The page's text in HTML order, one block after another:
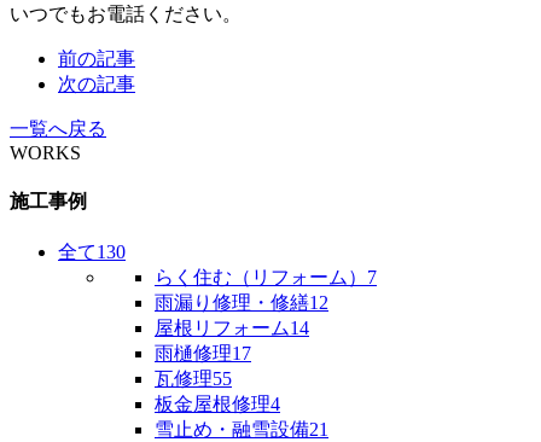
いつでもお電話ください。
前の記事
次の記事
一覧へ戻る
WORKS
施工事例
全て130
らく住む（リフォーム） 7
雨漏り修理・修繕12
屋根リフォーム14
雨樋修理17
瓦修理55
板金屋根修理4
雪止め・融雪設備21